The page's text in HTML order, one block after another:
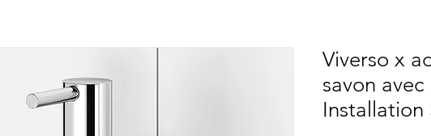
Viverso x
savon avec
Installation